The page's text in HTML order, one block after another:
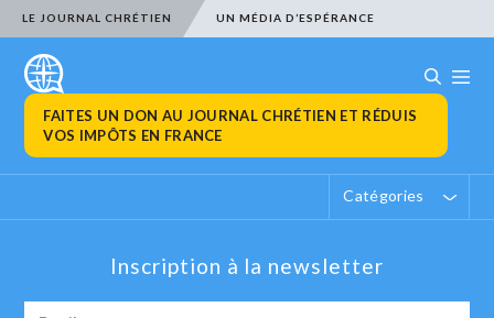
LE JOURNAL CHRÉTIEN UN MÉDIA D’ESPÉRANCE
FAITES UN DON AU JOURNAL CHRÉTIEN ET RÉDUIS
VOS IMPÔTS EN FRANCE
Catégories
Inscription à la newsletter